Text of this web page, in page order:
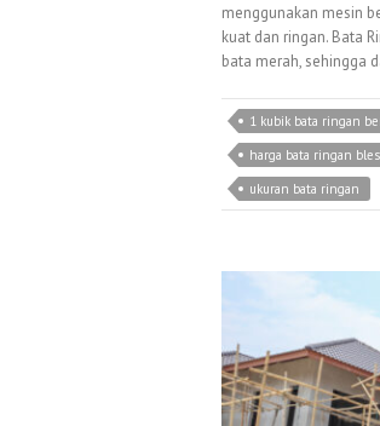
menggunakan mesin
kuat dan ringan. Bata
bata merah, sehingga
1 kubik bata ringan
harga bata ringan
ukuran bata ringan